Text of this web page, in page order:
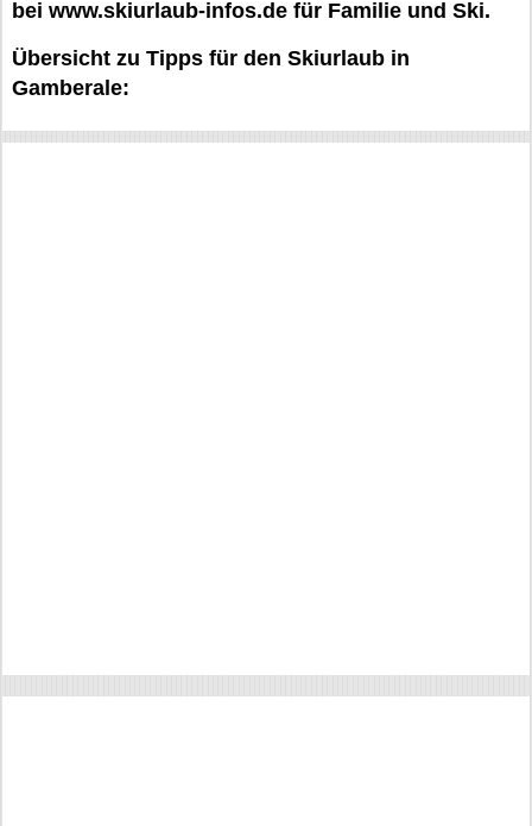
bei www.skiurlaub-infos.de für Familie und Ski.
Übersicht zu Tipps für den Skiurlaub in
Gamberale: